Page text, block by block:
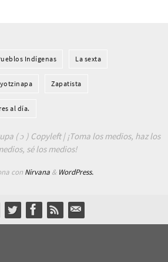
Indí­genas La sexta
Zapatista
al día.
( ɔ ) Copyleft | ¡Toma los medios, haz los
sé los medios!
con Nirvana& WordPress.